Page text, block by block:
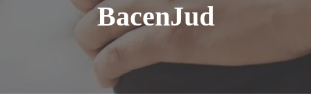
BacenJud